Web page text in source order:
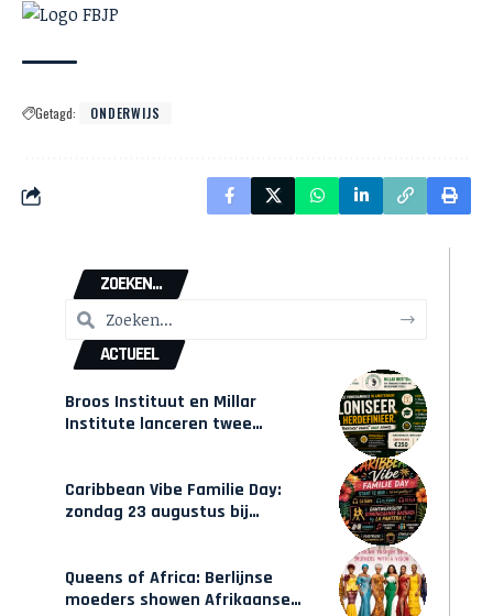
Getagd: ONDERWIJS
ZOEKEN...
ACTUEEL
Broos Instituut en Millar
Institute lanceren twee
Caribbean Vibe Familie Day:
zondag 23 augustus bij
Queens of Africa: Berlijnse
moeders showen Afrikaanse